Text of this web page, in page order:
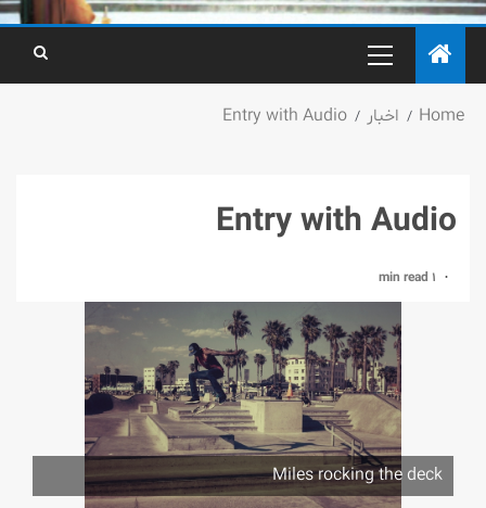
Home اخبار Entry with Audio
Entry with Audio
1 min read
Miles rocking the deck